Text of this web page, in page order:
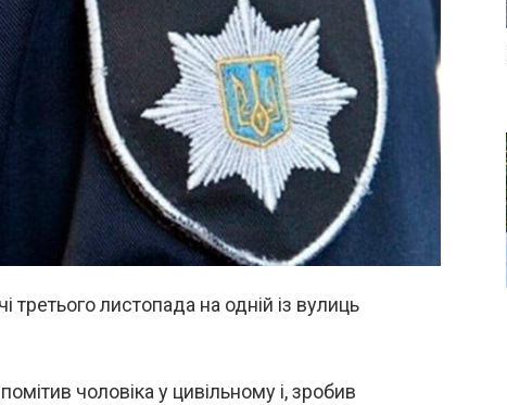
третього листопада на одній із вулиць
чоловіка у цивільному і, зробив